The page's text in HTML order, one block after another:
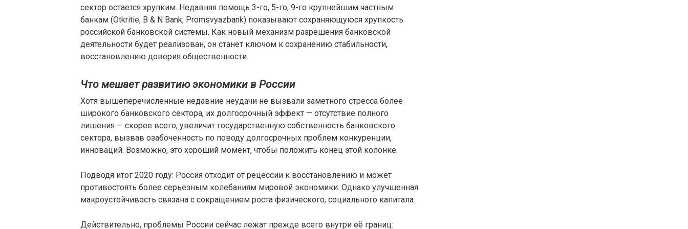
сектор остается хрупким. Недавняя помощь 3-го, 5-го, 9-го крупнейшим частным
банкам (Otkritie, B & N Bank, Promsvyazbank) показывают сохраняющуюся хрупкость
российской банковской системы. Как новый механизм разрешения банковской
деятельности будет реализован, он станет ключом к сохранению стабильности,
восстановлению доверия общественности.
Что мешает развитию экономики в России
Хотя вышеперечисленные недавние неудачи не вызвали заметного стресса более
широкого банковского сектора, их долгосрочный эффект — отсутствие полного
лишения — скорее всего, увеличит государственную собственность банковского
сектора, вызвав озабоченность по поводу долгосрочных проблем конкуренции,
инноваций. Возможно, это хороший момент, чтобы положить конец этой колонке.
Подводя итог 2020 году: Россия отходит от рецессии к восстановлению и может
противостоять более серьёзным колебаниям мировой экономики. Однако улучшенная
макроустойчивость связана с сокращением роста физического, социального капитала.
Действительно, проблемы России сейчас лежат прежде всего внутри её границ: